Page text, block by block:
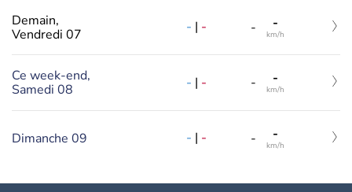
Demain,
Vendredi 07
- | - - -
km/h
Ce week-end,
Samedi 08
- | - - -
km/h
Dimanche 09 - | - - -
km/h